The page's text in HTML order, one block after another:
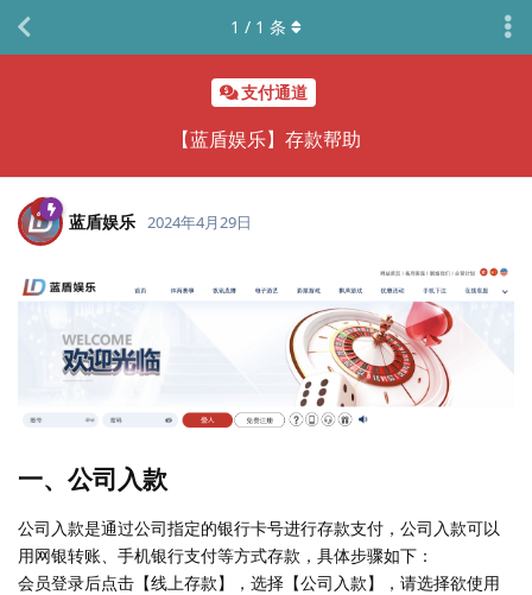
支付通道
【蓝盾娱乐】存款帮助
1 / 1 条
蓝盾娱乐 2024年4月29日
一、公司入款
公司入款是通过公司指定的银行卡号进行存款支付，公司入款可以
用网银转账、手机银行支付等方式存款，具体步骤如下：
会员登录后点击【线上存款】，选择【公司入款】，请选择欲使用